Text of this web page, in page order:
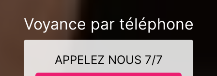
Voyance par téléphone
APPELEZ NOUS 7/7